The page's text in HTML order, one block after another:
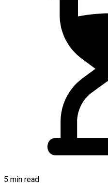
5 min read